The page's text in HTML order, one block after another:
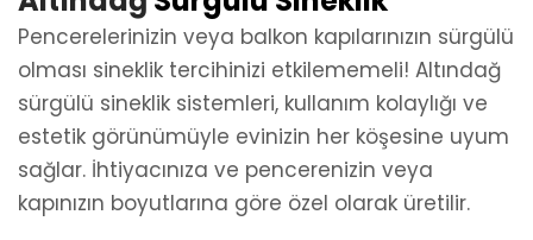
Pencerelerinizin veya balkon kapılarınızın sürgülü
olması sineklik tercihinizi etkilememeli! Altındağ
sürgülü sineklik sistemleri, kullanım kolaylığı ve
estetik görünümüyle evinizin her köşesine uyum
sağlar. İhtiyacınıza ve pencerenizin veya
kapınızın boyutlarına göre özel olarak üretilir.